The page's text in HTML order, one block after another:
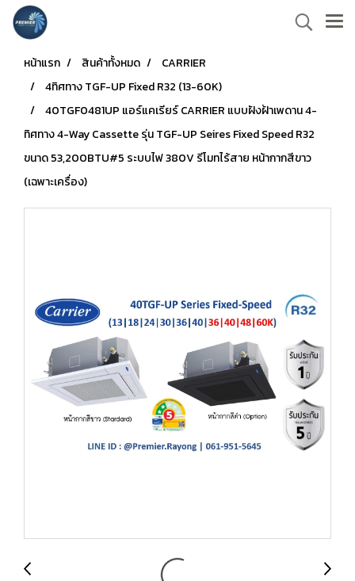
หน้าแรก สินค้าทั้งหมด
CARRIER
4ทิศทาง TGF-UP Fixed R32 (13-60K)
40TGF0481UP แอร์แคเรียร์ CARRIER แบบฝังฝ้าเพดาน 4-
ทิศทาง 4-Way Cassette รุ่น TGF-UP Seires Fixed Speed R32
ขนาด 53,200BTU#5 ระบบไฟ 380V รีโมทไร้สาย หน้ากากสีขาว
(เฉพาะเครื่อง)